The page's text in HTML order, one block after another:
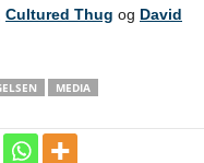
Cultured Thug og David
MEDIA